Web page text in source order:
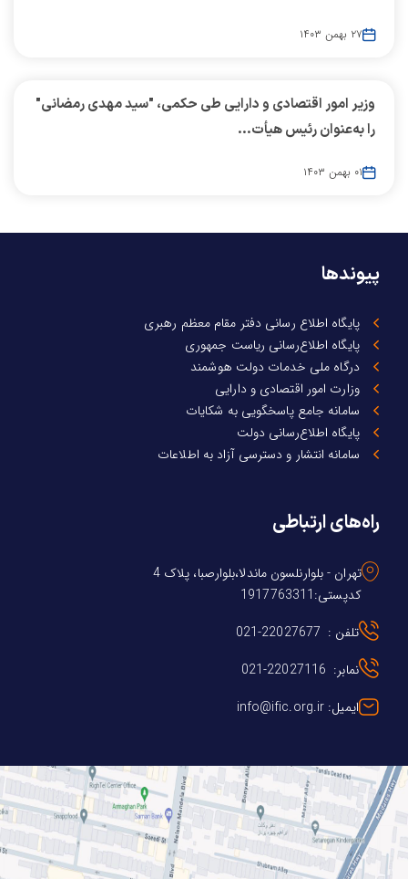
۲۷ بهمن ۱۴۰۳
وزیر امور اقتصادی و دارایی طی حکمی، "سید مهدی رمضانی"
را به‌عنوان رئیس هیأت...
۰۱ بهمن ۱۴۰۳
پیوندها
پایگاه اطلاع رسانی دفتر مقام معظم رهبری
پایگاه اطلاع‌رسانی ریاست جمهوری
درگاه ملی خدمات دولت هوشمند
وزارت امور اقتصادی و دارایی
سامانه جامع پاسخگویی به شکایات
پایگاه اطلاع‌رسانی دولت
سامانه انتشار و دسترسی آزاد به اطلاعات
راه‌های ارتباطی
تهران - بلوارنلسون ماندلا،بلوارصبا، پلاک 4
کدپستی:1917763311
تلفن : 22027677-021
نمابر: 22027116-021
ایمیل: info@ific.org.ir